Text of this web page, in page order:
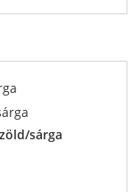
sárga